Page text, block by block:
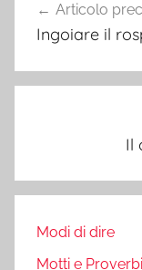
articoli
Articolo
Ingoiare il
Il
Modi di dire
Motti e